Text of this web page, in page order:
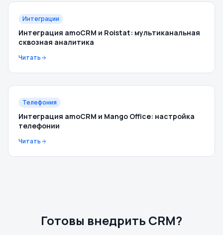
Интеграции
Интеграция amoCRM и Roistat: мультиканальная
сквозная аналитика
Читать
Телефония
Интеграция amoCRM и Mango Office: настройка
телефонии
Читать
Готовы внедрить CRM?